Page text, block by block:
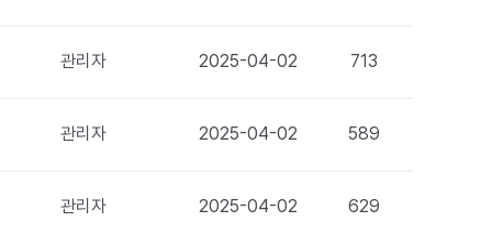
관리자 2025-04-02 713
관리자 2025-04-02 589
관리자 2025-04-02 629